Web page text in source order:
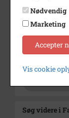
Se på kort
Type
Enhed
Søg videre i
Nødvendig
Marketing
Accepter
Vis cookie